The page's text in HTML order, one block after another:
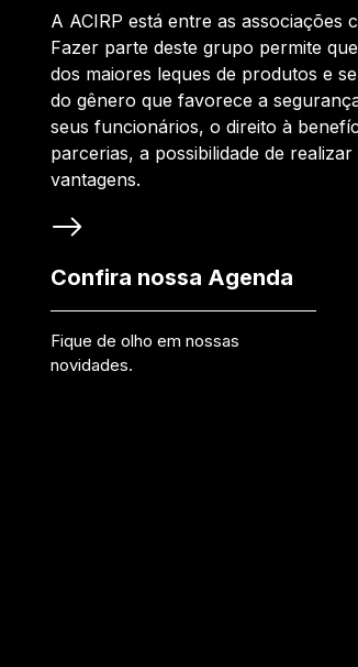
A ACIRP está entre as associações
Fazer parte deste grupo permite
dos maiores leques de produtos e
do gênero que favorece a
seus funcionários, o direito à
parcerias, a possibilidade de
vantagens.
Confira nossa Agenda
Fique de olho em nossas
novidades.